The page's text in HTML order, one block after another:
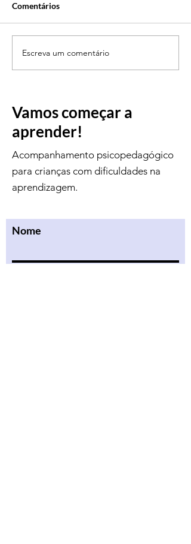
Férias aprendendo com
diversão!!!
Comentários
Escreva um comentário
Vamos começar a
aprender!
Acompanhamento psicopedagógico
para crianças com dificuldades na
aprendizagem.
Nome